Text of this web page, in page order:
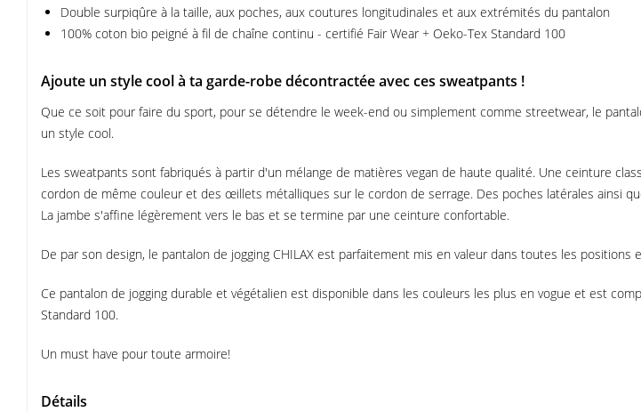
Double surpiqûre à la taille, aux poches, aux coutures longitudinales et aux extrémités du pantalon
100% coton bio peigné à fil de chaîne continu - certifié Fair Wear + Oeko-Tex Standard 100
Ajoute un style cool à ta garde-robe décontractée avec ces sweatpants !
Que ce soit pour faire du sport, pour se détendre le week-end ou simplement comme streetwear, le
un style cool.
Les sweatpants sont fabriqués à partir d'un mélange de matières vegan de haute qualité. Une ceinture
cordon de même couleur et des œillets métalliques sur le cordon de serrage. Des poches latérales ainsi
La jambe s'affine légèrement vers le bas et se termine par une ceinture confortable.
De par son design, le pantalon de jogging CHILAX est parfaitement mis en valeur dans toutes les
Ce pantalon de jogging durable et végétalien est disponible dans les couleurs les plus en vogue et est
Standard 100.
Un must have pour toute armoire!
Détails